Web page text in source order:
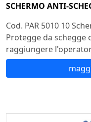
SCHERMO ANTI-
Cod. PAR 5010 10
Protegge da schegge
raggiungere